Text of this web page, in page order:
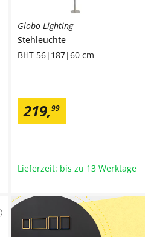
Globo Lighting
Stehleuchte
BHT 56|187|60 cm
219,99
Lieferzeit: bis zu 13 Werktage